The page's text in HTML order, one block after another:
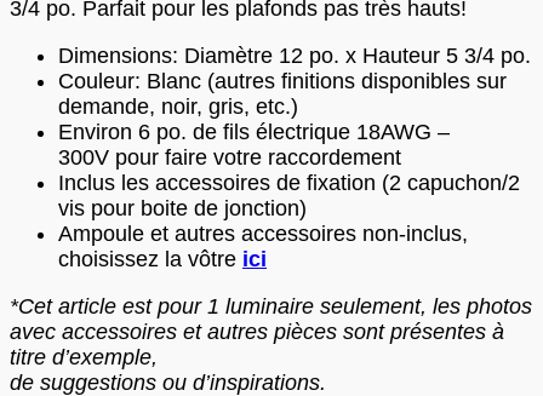
3/4 po. Parfait pour les plafonds pas très hauts!
Dimensions: Diamètre 12 po. x Hauteur 5 3/4 po.
Couleur: Blanc (autres finitions disponibles sur
demande, noir, gris, etc.)
Environ 6 po. de fils électrique 18AWG –
300V pour faire votre raccordement
Inclus les accessoires de fixation (2 capuchon/2
vis pour boite de jonction)
Ampoule et autres accessoires non-inclus,
choisissez la vôtre ici
*Cet article est pour 1 luminaire seulement, les photos
avec accessoires et autres pièces sont présentes à
titre d’exemple,
de suggestions ou d’inspirations.